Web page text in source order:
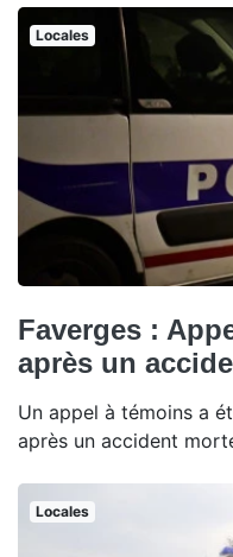
Locales
Faverges :
après un
Un appel à témoins a
après un accident
Locales